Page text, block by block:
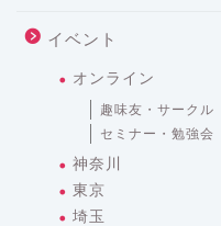
イベント
オンライン
趣味友・サークル
セミナー・勉強会
神奈川
東京
埼玉